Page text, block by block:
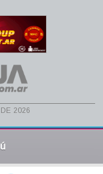
2026